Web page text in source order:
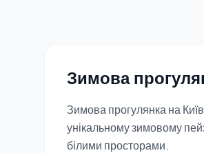
Зимова
Зимова прогулянка на
унікальному зимовому
білими просторами.